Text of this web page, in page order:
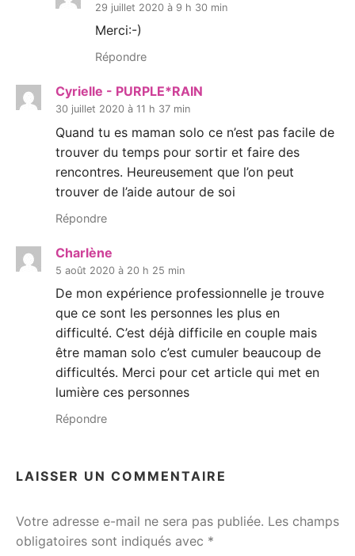
29 juillet 2020 à 9 h 30 min
Merci:-)
Répondre
Cyrielle - PURPLE*RAIN
30 juillet 2020 à 11 h 37 min
Quand tu es maman solo ce n’est pas facile de
trouver du temps pour sortir et faire des
rencontres. Heureusement que l’on peut
trouver de l’aide autour de soi
Répondre
Charlène
5 août 2020 à 20 h 25 min
De mon expérience professionnelle je trouve
que ce sont les personnes les plus en
difficulté. C’est déjà difficile en couple mais
être maman solo c’est cumuler beaucoup de
difficultés. Merci pour cet article qui met en
lumière ces personnes
Répondre
LAISSER UN COMMENTAIRE
Votre adresse e-mail ne sera pas publiée. Les champs
obligatoires sont indiqués avec *